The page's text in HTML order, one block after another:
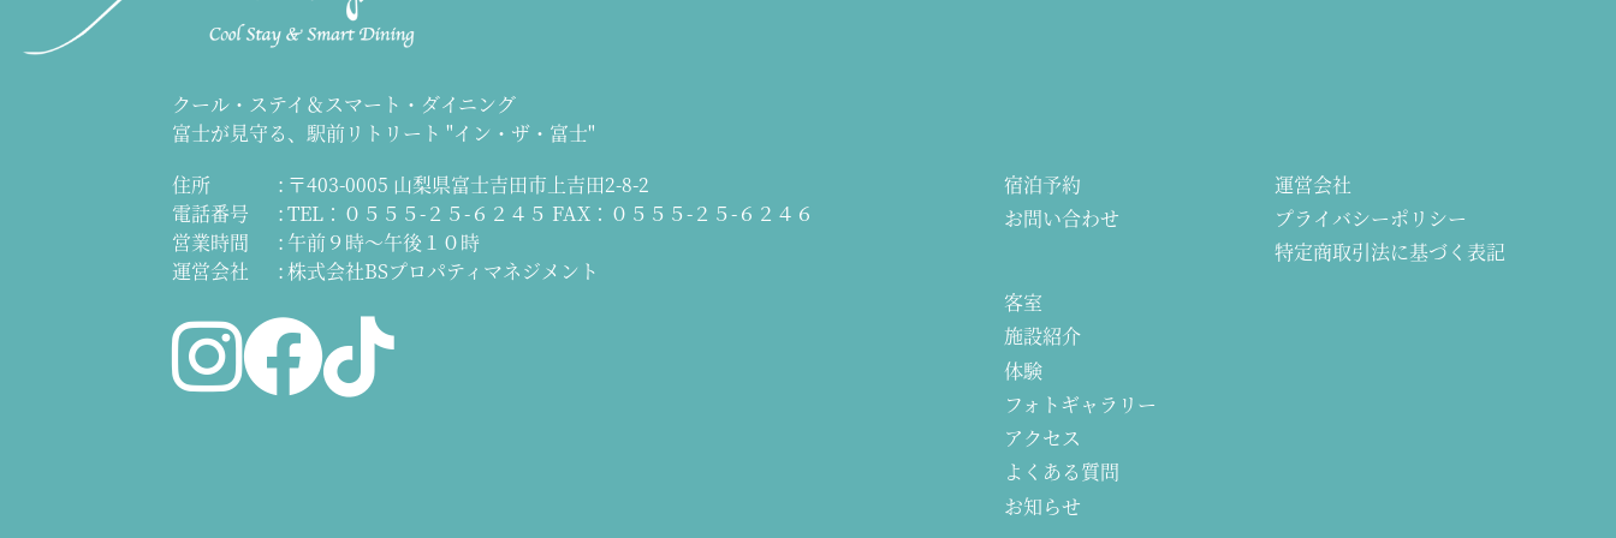
クール・ステイ＆スマート・ダイニング
富士が見守る、駅前リトリート "イン・ザ・富士"
住所
〒403-0005 山梨県富士吉田市上吉田2-8-2
電話番号
TEL：０５５５-２５-６２４５ FAX：０５５５-２５-６２４６
営業時間
午前９時～午後１０時
運営会社
株式会社BSプロパティマネジメント
宿泊予約
お問い合わせ
客室
施設紹介
体験
フォトギャラリー
アクセス
よくある質問
お知らせ
運営会社
プライバシーポリシー
特定商取引法に基づく表記